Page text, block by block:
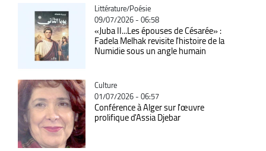
Catégorie
Littérature/Poésie
09/07/2026 - 06:58
«Juba II...Les épouses de Césarée» :
Fadela Melhak revisite l'histoire de la
Numidie sous un angle humain
Catégorie
Culture
01/07/2026 - 06:57
Conférence à Alger sur l'œuvre
prolifique d'Assia Djebar